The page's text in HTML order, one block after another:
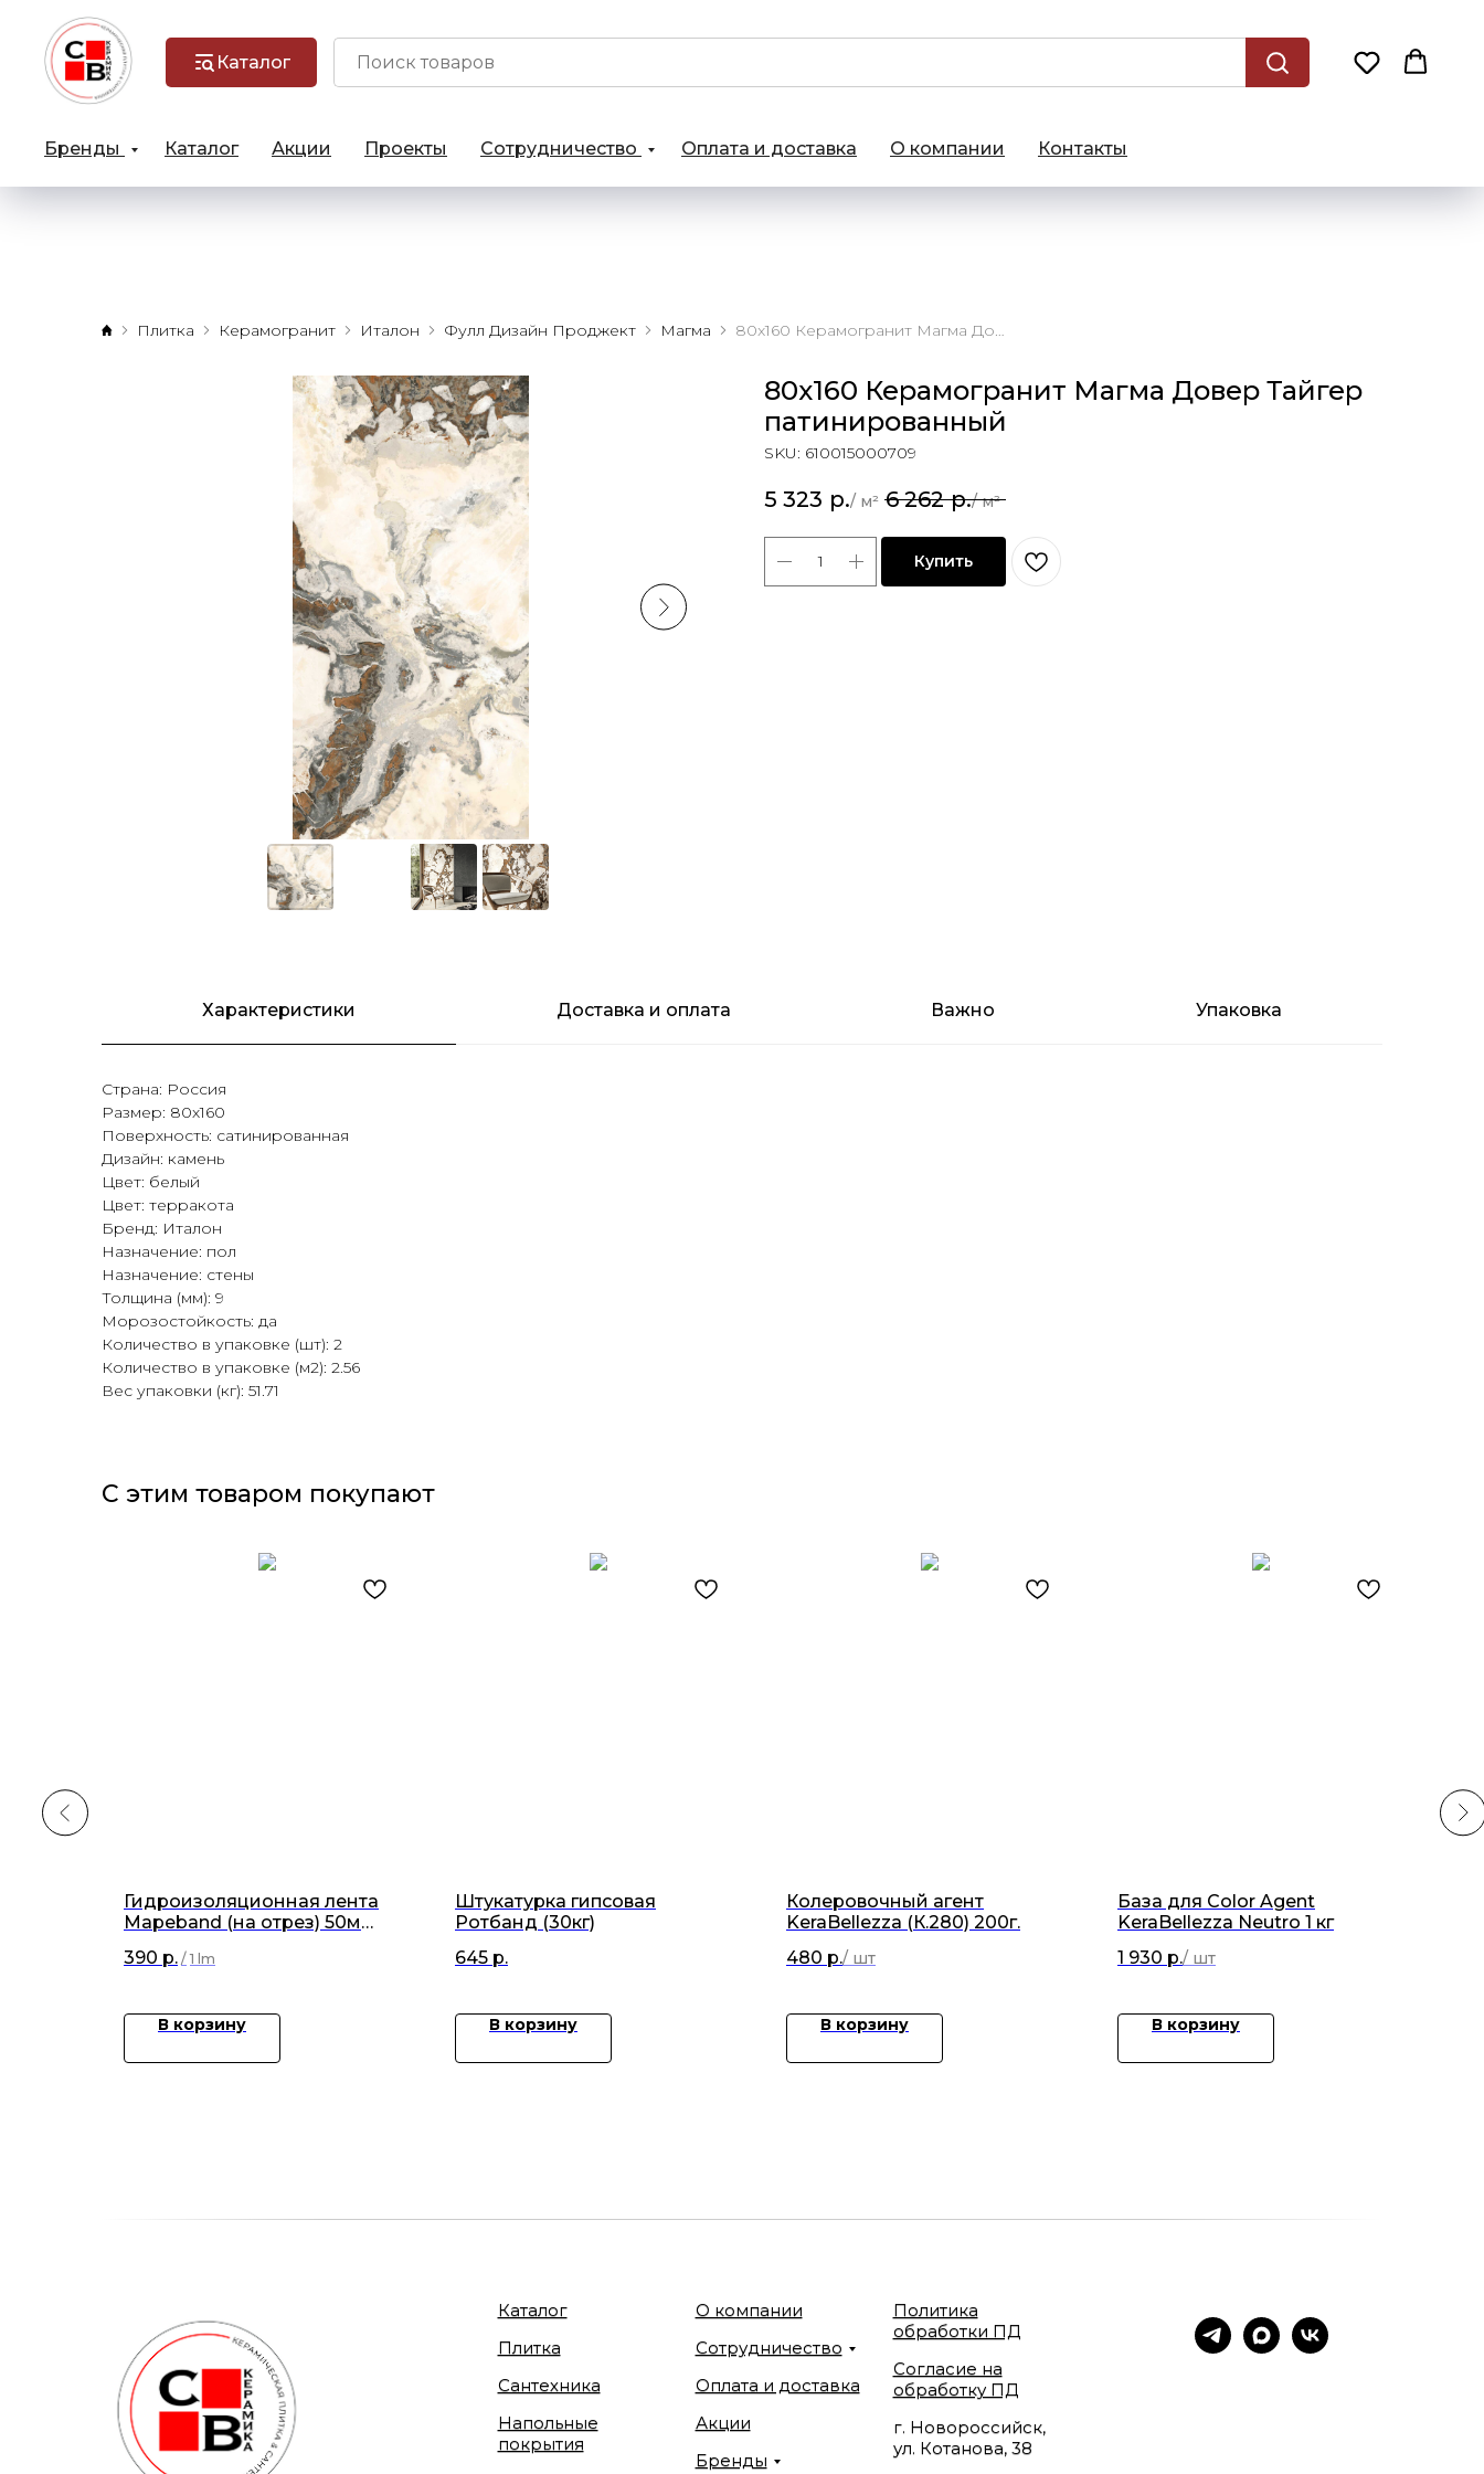
Каталог
Бренды Каталог Акции Проекты Сотрудничество Оплата и доставка О компании Контакты
Плитка Керамогранит Италон Фулл Дизайн Проджект Магма 80x160 Керамогранит Магма Довер Тайгер патинированный
80x160 Керамогранит Магма Довер Тайгер
патинированный
SKU: 610015000709
5 323 р. 6 262 р.
Купить
Характеристики Доставка и оплата Важно Упаковка
Страна: Россия
Размер: 80х160
Поверхность: сатинированная
Дизайн: камень
Цвет: белый
Цвет: терракота
Бренд: Италон
Назначение: пол
Назначение: стены
Толщина (мм): 9
Морозостойкость: да
Количество в упаковке (шт): 2
Количество в упаковке (м2): 2.56
Вес упаковки (кг): 51.71
С этим товаром покупают
Гидроизоляционная лента
Mapeband (на отрез) 50м
390 р. / 1 lm
В корзину
Штукатурка гипсовая
Ротбанд (30кг)
645 р.
В корзину
Колеровочный агент
KeraBellezza (К.280) 200г.
480 р.
В корзину
База для Color Agent
KeraBellezza Neutro 1 кг
1 930 р.
В корзину
Каталог
Плитка
Сантехника
Напольные
покрытия
О компании
Сотрудничество
Оплата и доставка
Акции
Бренды
Политика
обработки ПД
Согласие на
обработку ПД
г. Новороссийск,
ул. Котанова, 38